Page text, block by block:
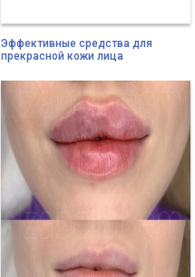
Эффективные средства для
прекрасной кожи лица